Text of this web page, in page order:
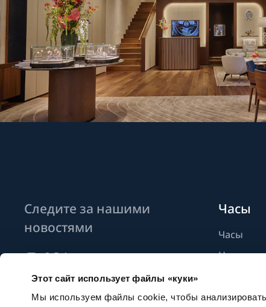
Этот сайт использует файлы «куки»
Мы используем файлы cookie, чтобы
Следите за нашими
новостями
Подписаться на новостные
рассылки
Часы
Часы
Новые